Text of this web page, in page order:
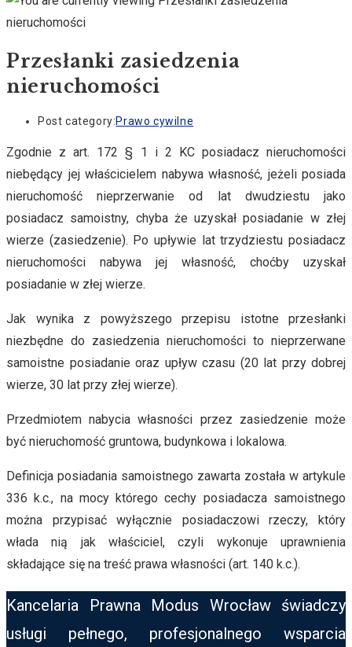
Przesłanki zasiedzenia
nieruchomości
Post category:Prawo cywilne
Zgodnie z art. 172 § 1 i 2 KC posiadacz nieruchomości
niebędący jej właścicielem nabywa własność, jeżeli posiada
nieruchomość nieprzerwanie od lat dwudziestu jako
posiadacz samoistny, chyba że uzyskał posiadanie w złej
wierze (zasiedzenie). Po upływie lat trzydziestu posiadacz
nieruchomości nabywa jej własność, choćby uzyskał
posiadanie w złej wierze.
Jak wynika z powyższego przepisu istotne przesłanki
niezbędne do zasiedzenia nieruchomości to nieprzerwane
samoistne posiadanie oraz upływ czasu (20 lat przy dobrej
wierze, 30 lat przy złej wierze).
Przedmiotem nabycia własności przez zasiedzenie może
być nieruchomość gruntowa, budynkowa i lokalowa.
Definicja posiadania samoistnego zawarta została w artykule
336 k.c., na mocy którego cechy posiadacza samoistnego
można przypisać wyłącznie posiadaczowi rzeczy, który
włada nią jak właściciel, czyli wykonuje uprawnienia
składające się na treść prawa własności (art. 140 k.c.).
Kancelaria Prawna Modus Wrocław świadczy
usługi pełnego, profesjonalnego wsparcia